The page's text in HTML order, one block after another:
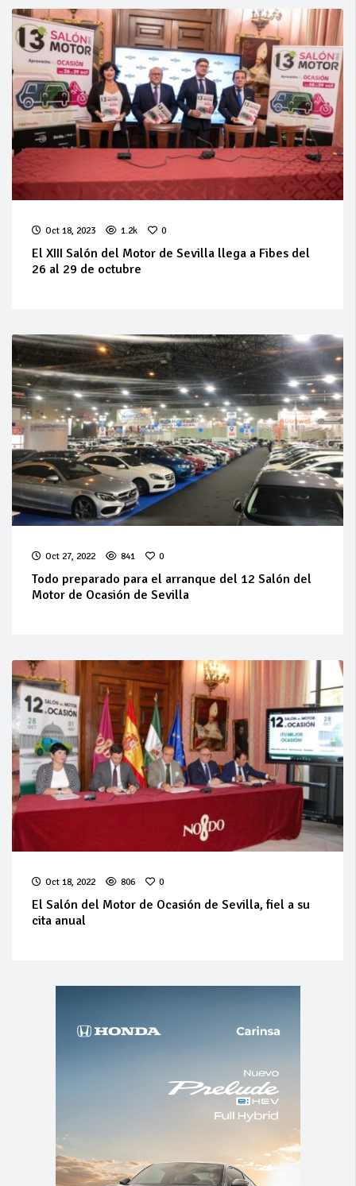
Oct 18, 2023 1.2k 0
El XIII Salón del Motor de Sevilla llega a Fibes del
26 al 29 de octubre
Oct 27, 2022 841 0
Todo preparado para el arranque del 12 Salón del
Motor de Ocasión de Sevilla
Oct 18, 2022 806 0
El Salón del Motor de Ocasión de Sevilla, fiel a su
cita anual